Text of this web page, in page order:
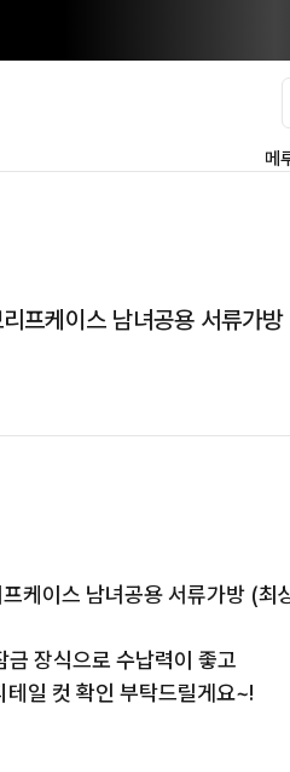
메
프케이스 남녀공용 서류가
케이스 남녀공용 서류가방 (최
장식으로 수납력이 좋고
일 컷 확인 부탁드릴게요~!